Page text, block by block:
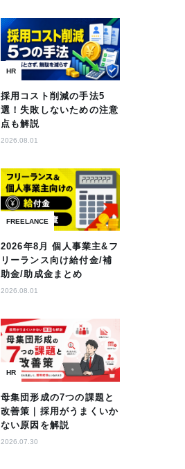
HR
採用コスト削減の手法5
選！失敗しないための注意
点も解説
2026.08.01
FREELANCE
2026年8月 個人事業主&フ
リーランス向け給付金/補
助金/助成金まとめ
2026.08.01
HR
母集団形成の7つの課題と
改善策｜採用がうまくいか
ない原因を解説
2026.07.30